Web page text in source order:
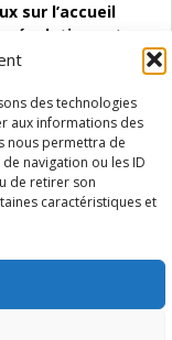
des technologies
aux informations des
nous permettra de
navigation ou les ID
de retirer son
caractéristiques et
sur l’accueil
évolutions et
(SAACE)